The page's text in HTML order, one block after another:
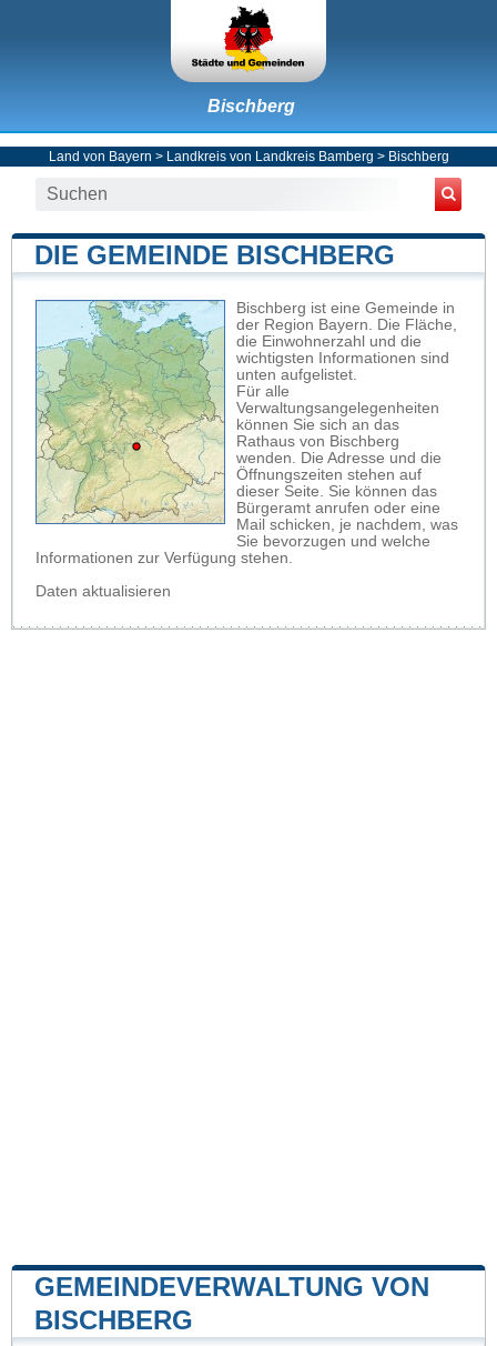
Bischberg
Land von Bayern > Landkreis von Landkreis Bamberg > Bischberg
DIE GEMEINDE BISCHBERG
Bischberg ist eine Gemeinde in
der Region Bayern. Die Fläche,
die Einwohnerzahl und die
wichtigsten Informationen sind
unten aufgelistet.
Für alle
Verwaltungsangelegenheiten
können Sie sich an das
Rathaus von Bischberg
wenden. Die Adresse und die
Öffnungszeiten stehen auf
dieser Seite. Sie können das
Bürgeramt anrufen oder eine
Mail schicken, je nachdem, was
Sie bevorzugen und welche
Informationen zur Verfügung stehen.
Daten aktualisieren
GEMEINDEVERWALTUNG VON
BISCHBERG